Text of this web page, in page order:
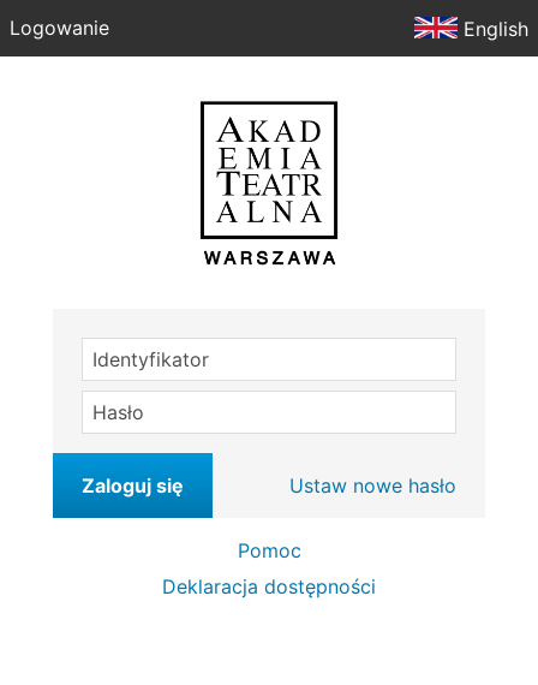
Logowanie English
Identyfikator
Hasło
Zaloguj się Ustaw nowe hasło
Pomoc
Deklaracja dostępności